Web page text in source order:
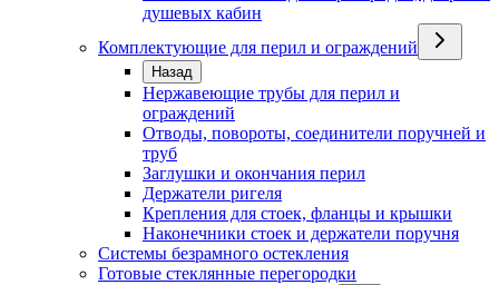
душевых кабин
Комплектующие для перил и ограждений
Назад
Нержавеющие трубы для перил и
ограждений
Отводы, повороты, соединители поручней и
труб
Заглушки и окончания перил
Держатели ригеля
Крепления для стоек, фланцы и крышки
Наконечники стоек и держатели поручня
Системы безрамного остекления
Готовые стеклянные перегородки